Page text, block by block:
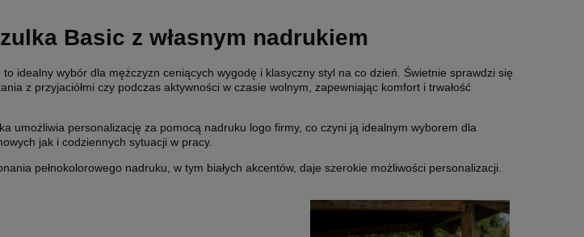
Cena regularna:
2 400,00 zł
1 788,62 zł
Najniższa cena:
1 951,22 zł
Cena regularna:
1 341,46 zł
Najniższa cena: 1 504,07 zł
Basic z własnym nadrukiem
to idealny wybór dla mężczyzn ceniących wygodę i klasyczny styl na co dzień. Świetnie sprawdzi się
z przyjaciółmi czy podczas aktywności w czasie wolnym, zapewniając komfort i trwałość
umożliwia personalizację za pomocą nadruku logo firmy, co czyni ją idealnym wyborem dla
jak i codziennych sytuacji w pracy.
pełnokolorowego nadruku, w tym białych akcentów, daje szerokie możliwości personalizacji.